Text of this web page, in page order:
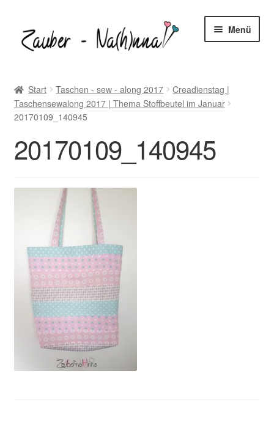
Navigation
springen
Inhalt
springen
Menü
Blog
Mein-Konto
Start Taschen - sew - along 2017
Creadienstag |
Taschensewalong 2017 | Thema Stoffbeutel im Januar
20170109_140945
20170109_140945